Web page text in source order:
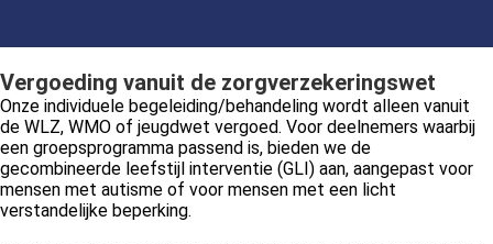
Vergoeding vanuit de zorgverzekeringswet
Onze individuele begeleiding/behandeling wordt alleen vanuit
de WLZ, WMO of jeugdwet vergoed. Voor deelnemers waarbij
een groepsprogramma passend is, bieden we de
gecombineerde leefstijl interventie (GLI) aan, aangepast voor
mensen met autisme of voor mensen met een licht
verstandelijke beperking.